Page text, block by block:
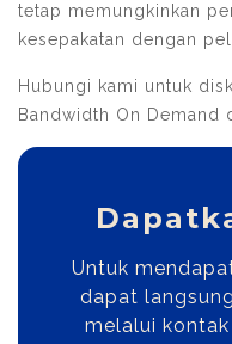
tetap memungkinkan
kesepakatan dengan
Hubungi kami untuk
Bandwidth On Demand
Untuk
dapat
melalui